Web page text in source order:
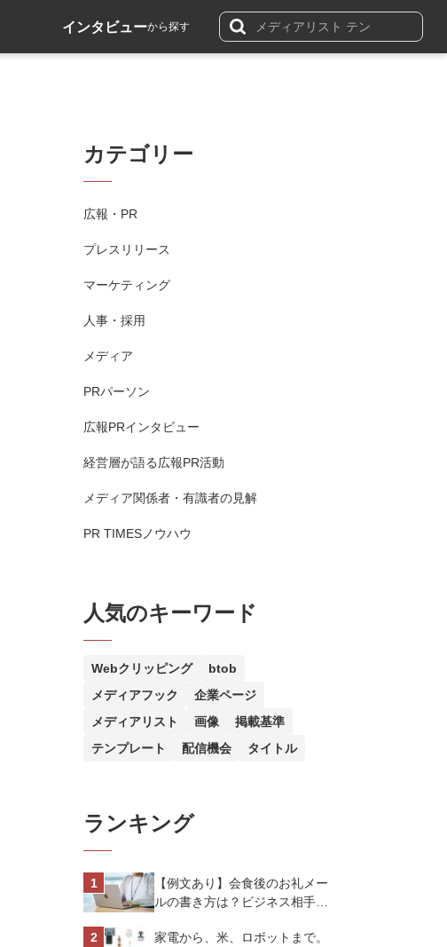
インタビューから探す
カテゴリー
広報・PR
プレスリリース
マーケティング
人事・採用
メディア
PRパーソン
広報PRインタビュー
経営層が語る広報PR活動
メディア関係者・有識者の見解
PR TIMESノウハウ
人気のキーワード
Webクリッピング
btob
メディアフック
企業ページ
メディアリスト
画像
掲載基準
テンプレート
配信機会 タイトル
ランキング
【例文あり】会食後のお礼メー
ルの書き方は？ビジネス相手に
トを解説
家電から、米、ロボットまで。